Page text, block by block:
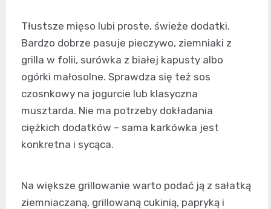
Tłustsze mięso lubi proste, świeże dodatki.
Bardzo dobrze pasuje pieczywo, ziemniaki z
grilla w folii, surówka z białej kapusty albo
ogórki małosolne. Sprawdza się też sos
czosnkowy na jogurcie lub klasyczna
musztarda. Nie ma potrzeby dokładania
ciężkich dodatków – sama karkówka jest
konkretna i sycąca.
Na większe grillowanie warto podać ją z sałatką
ziemniaczaną, grillowaną cukinią, papryką i